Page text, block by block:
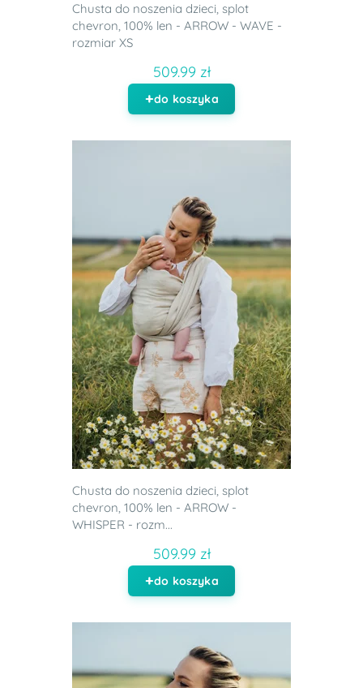
Chusta do noszenia dzieci, splot
chevron, 100% len - ARROW - WAVE -
rozmiar XS
509.99 zł
do koszyka
Chusta do noszenia dzieci, splot
chevron, 100% len - ARROW -
WHISPER - rozm...
509.99 zł
do koszyka